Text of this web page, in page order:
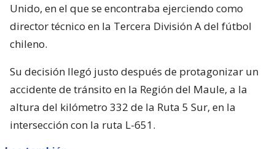
Unido, en el que se encontraba ejerciendo como
director técnico en la Tercera División A del fútbol
chileno.
Su decisión llegó justo después de protagonizar un
accidente de tránsito en la Región del Maule, a la
altura del kilómetro 332 de la Ruta 5 Sur, en la
intersección con la ruta L-651.